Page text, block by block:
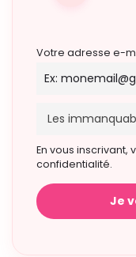
Votre adresse e-
En vous
confidentialité.